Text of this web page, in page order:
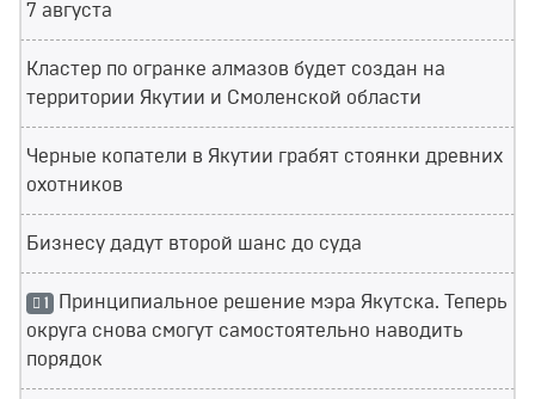
7 августа
Кластер по огранке алмазов будет создан на
территории Якутии и Смоленской области
Черные копатели в Якутии грабят стоянки древних
охотников
Бизнесу дадут второй шанс до суда
1 Принципиальное решение мэра Якутска. Теперь
округа снова смогут самостоятельно наводить
порядок